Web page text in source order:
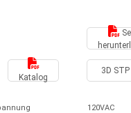
Katalog
3D STP
120VAC